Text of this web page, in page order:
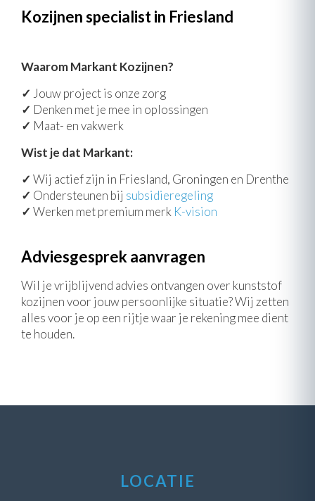
website
Kozijnen specialist in Friesland
Waarom Markant Kozijnen?
✓ Jouw project is onze zorg
✓ Denken met je mee in oplossingen
✓ Maat- en vakwerk
Wist je dat Markant:
✓ Wij actief zijn in Friesland, Groningen en Drenthe
✓ Ondersteunen bij subsidieregeling
✓ Werken met premium merk K-vision
Adviesgesprek aanvragen
Wil je vrijblijvend advies ontvangen over kunststof
kozijnen voor jouw persoonlijke situatie? Wij zetten
alles voor je op een rijtje waar je rekening mee dient
te houden.
LOCATIE